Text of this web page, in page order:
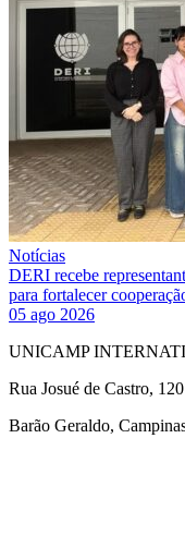
Notícias
DERI recebe
para fortalecer
05 ago 2026
UNICAMP
Rua Josué de Castro,
Barão Geraldo,